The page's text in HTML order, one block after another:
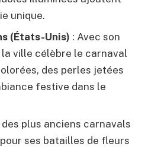
unique.
(États-Unis) : Avec son
la ville célèbre le carnaval
des perles jetées
festive dans le
des plus anciens carnavals
ses batailles de fleurs